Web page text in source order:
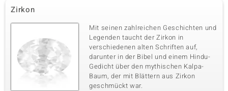
Zirkon
Mit seinen zahlreichen Geschichten und
Legenden taucht der Zirkon in
verschiedenen alten Schriften auf,
darunter in der Bibel und einem Hindu-
Gedicht über den mythischen Kalpa-
Baum, der mit Blättern aus Zirkon
geschmückt war.